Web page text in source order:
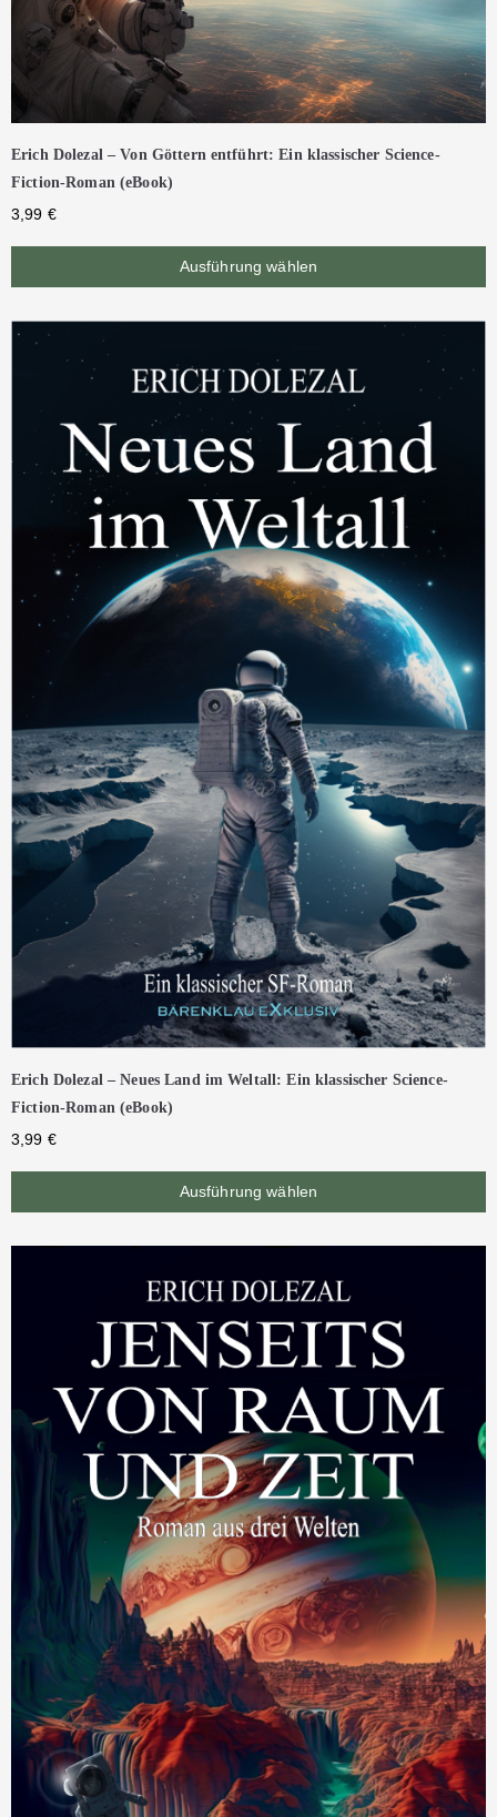
Erich Dolezal – Von Göttern entführt: Ein klassischer Science-
Fiction-Roman (eBook)
3,99 €
Ausführung wählen
Erich Dolezal – Neues Land im Weltall: Ein klassischer Science-
Fiction-Roman (eBook)
3,99 €
Ausführung wählen